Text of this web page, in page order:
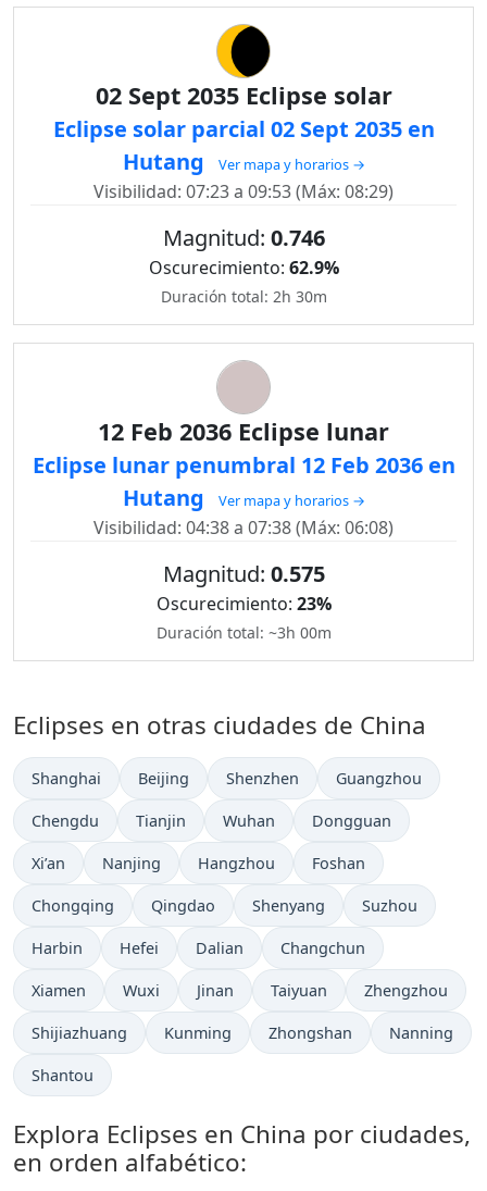
02 Sept 2035 Eclipse solar
Eclipse solar parcial 02 Sept 2035 en
Hutang
Ver mapa y horarios →
Visibilidad: 07:23 a 09:53 (Máx: 08:29)
Magnitud: 0.746
Oscurecimiento: 62.9%
Duración total: 2h 30m
12 Feb 2036 Eclipse lunar
Eclipse lunar penumbral 12 Feb 2036 en
Hutang
Ver mapa y horarios →
Visibilidad: 04:38 a 07:38 (Máx: 06:08)
Magnitud: 0.575
Oscurecimiento: 23%
Duración total: ~3h 00m
Eclipses en otras ciudades de China
Shanghai Beijing Shenzhen Guangzhou
Chengdu Tianjin Wuhan Dongguan
Xi’an Nanjing Hangzhou Foshan
Chongqing Qingdao Shenyang Suzhou
Harbin Hefei Dalian Changchun
Xiamen Wuxi Jinan Taiyuan Zhengzhou
Shijiazhuang Kunming Zhongshan Nanning
Shantou
Explora Eclipses en China por ciudades,
en orden alfabético: